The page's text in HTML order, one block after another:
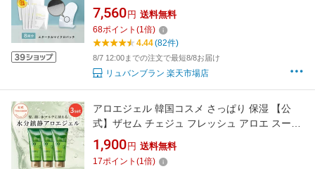
ニードルパッチ ヒアルロン酸 パッチ 目元 針 パ
ック 刺す 韓国コスメ シート状美容液 ヒアルロ
ン酸 マイクロパッチ 目元ケア 眉間
7,560 円 送料無料
68ポイント (1倍)
4.44(82件)
8/7 12:00までの注文で最短8/8お届け
リュバンブラン 楽天市場店
アロエジェル 韓国コスメ さっぱり 保湿 【公
式】ザセム チェジュ フレッシュ アロエ スージ
ング ジェル チューブ 3個セット theSAEM/正規
輸入品/国内発送
1,900 円 送料無料
17ポイント (1倍)